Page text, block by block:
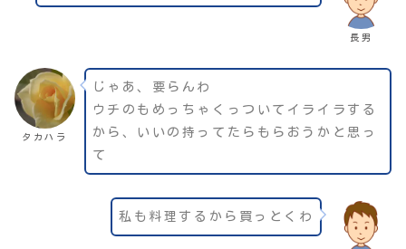
長男
タカハラ
じゃあ、要らんわ
ウチのもめっちゃくっついてイライラする
から、いいの持ってたらもらおうかと思っ
て
私も料理するから買っとくわ